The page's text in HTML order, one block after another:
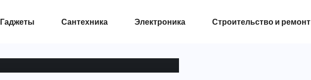
Гаджеты Сантехника Электроника Строительство и ремонт